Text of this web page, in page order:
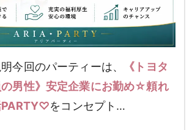
今回のパーティーは、
《トヨタ
の男性》安定企業にお勤め☆頼れ
PARTY♡をコンセプト…